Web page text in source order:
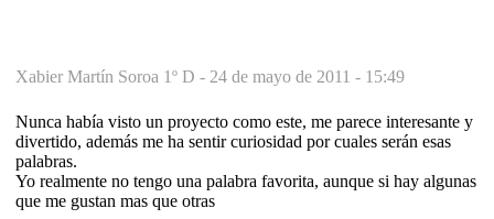
Xabier Martín Soroa 1º D - 24 de mayo de 2011 - 15:49
Nunca había visto un proyecto como este, me parece interesante y
divertido, además me ha sentir curiosidad por cuales serán esas
palabras.
Yo realmente no tengo una palabra favorita, aunque si hay algunas
que me gustan mas que otras